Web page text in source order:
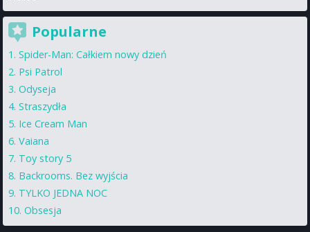
Popularne
Spider-Man: Całkiem nowy dzień
Psi Patrol
Odyseja
Straszydła
Ice Cream Man
Vaiana
Toy story 5
Backrooms. Bez wyjścia
TYLKO JEDNA NOC
Obsesja